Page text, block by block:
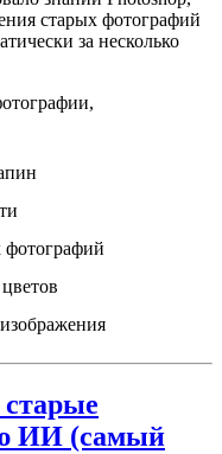
старых фотографий
за несколько
фотографий
ИИ (самый